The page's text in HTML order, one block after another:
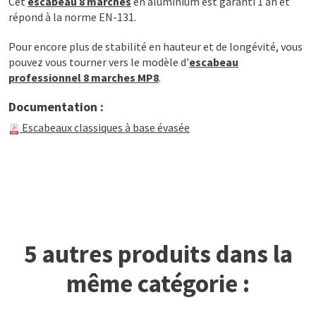
répond à la norme EN-131.
Pour encore plus de stabilité en hauteur et de longévité, vous
pouvez vous tourner vers le modèle d'escabeau
professionnel 8 marches MP8.
Documentation :
Escabeaux classiques à base évasée
5 autres produits dans la
même catégorie :